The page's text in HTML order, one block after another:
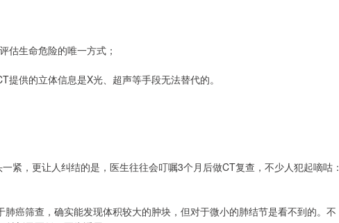
估生命危险的唯一方式；
供的立体信息是X光、超声等手段无法替代的。
紧，更让人纠结的是，医生往往会叮嘱3个月后做CT复查，不少人犯起嘀咕：
癌筛查，确实能发现体积较大的肿块，但对于微小的肺结节是看不到的。不